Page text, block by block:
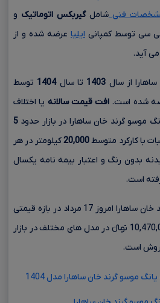
فنی شاملگیربکس اتوماتیک و
توسط کمپانی ایلیا عرضه شده و از
آید.
از سال 1403 تا سال1404 توسط
شده است. افت قیمت سالانه یا اختلاف
گرند خان ساهارا در بازار حدود 5
با کارکرد متوسط20,000کیلومتر در هر
بدون رنگ و اعتبار بیمه نامه یکسال
است.
خودرو سانگ یانگ موسو گرند خان ساهارا امروز 17 مرداد در بازه قیمتی
10,140,000,000 تا 10,470,000,000 تومانءءء در مدل های مختلف در بازار
است.
موسو گرند خان ساهارا مدل 1404